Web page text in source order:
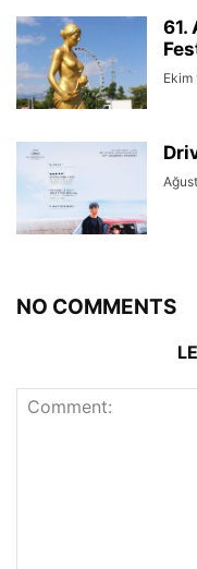
61.
Ekim
NO COMMENTS